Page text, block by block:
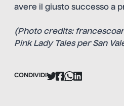
avere il giusto successo a
(Photo credits:
Pink Lady Tales per San
CONDIVIDI